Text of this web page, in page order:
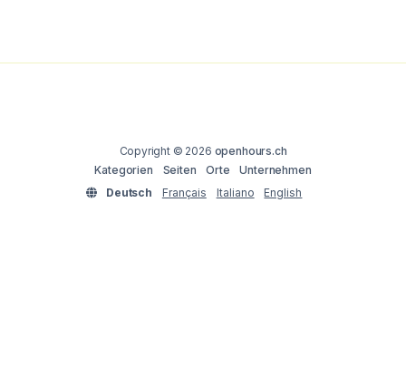
Copyright © 2026 openhours.ch
Kategorien
Seiten Orte
Unternehmen
Deutsch
Français Italiano English